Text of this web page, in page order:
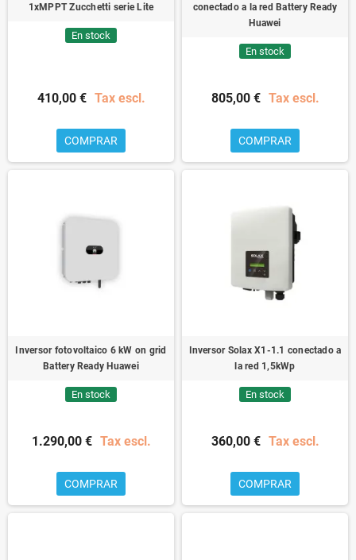
1xMPPT Zucchetti serie Lite
En stock
410,00 € Tax escl.
COMPRAR
conectado a la red Battery Ready
Huawei
En stock
805,00 € Tax escl.
COMPRAR
Inversor fotovoltaico 6 kW on grid
Battery Ready Huawei
En stock
1.290,00 € Tax escl.
COMPRAR
Inversor Solax X1-1.1 conectado a
la red 1,5kWp
En stock
360,00 € Tax escl.
COMPRAR